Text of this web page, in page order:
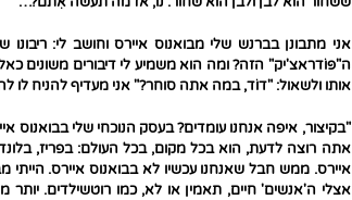
אני מתבונן בברנש שלי מבואנוס איירס וחושב לי:
ה"פּוֹדראצ'יק" הזה? ומה הוא משמיע לי דיבורים
אותו ולשאול: "דוֹד, במה אתה סוחר?" אני מעדיף להניח לו
"בקיצור, איפה אנחנו עומדים? בעסק הנוכחי שלי
אתה רוצה לדעת, הוא בכל מקום, בכל העולם: בפריז,
איירס. ממש חבל שאנחנו עכשיו לא בבואנוס איירס.
אצלי ה'אנשים' חיים, תאמין או לא, כמו רוטשילדים.